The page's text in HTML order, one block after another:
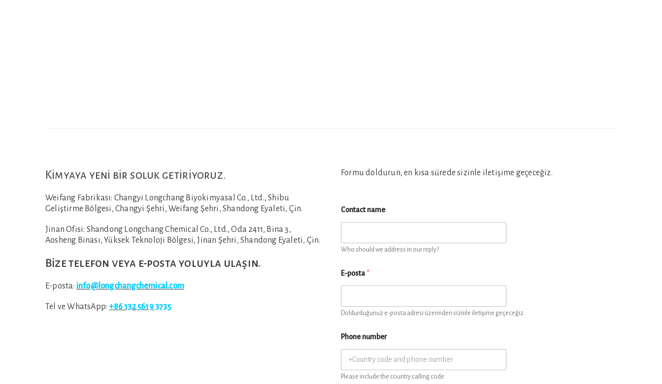
Kimyaya yeni bir soluk getiriyoruz.
Weifang Fabrikası: Changyi Longchang Biyokimyasal Co., Ltd., Shibu
Geliştirme Bölgesi, Changyi Şehri, Weifang Şehri, Shandong Eyaleti, Çin.
Jinan Ofisi: Shandong Longchang Chemical Co., Ltd., Oda 2411, Bina 3,
Aosheng Binası, Yüksek Teknoloji Bölgesi, Jinan Şehri, Shandong Eyaleti, Çin.
Bize telefon veya e-posta yoluyla ulaşın.
E-posta: info@longchangchemical.com
Tel ve WhatsApp:+86 132 5619 3735
Formu doldurun, en kısa sürede sizinle iletişime geçeceğiz.
Contact name
Who should we address in our reply?
E-posta *
Doldurduğunuz e-posta adresi üzerinden sizinle iletişime geçeceğiz.
Phone number
Please include the country calling code.